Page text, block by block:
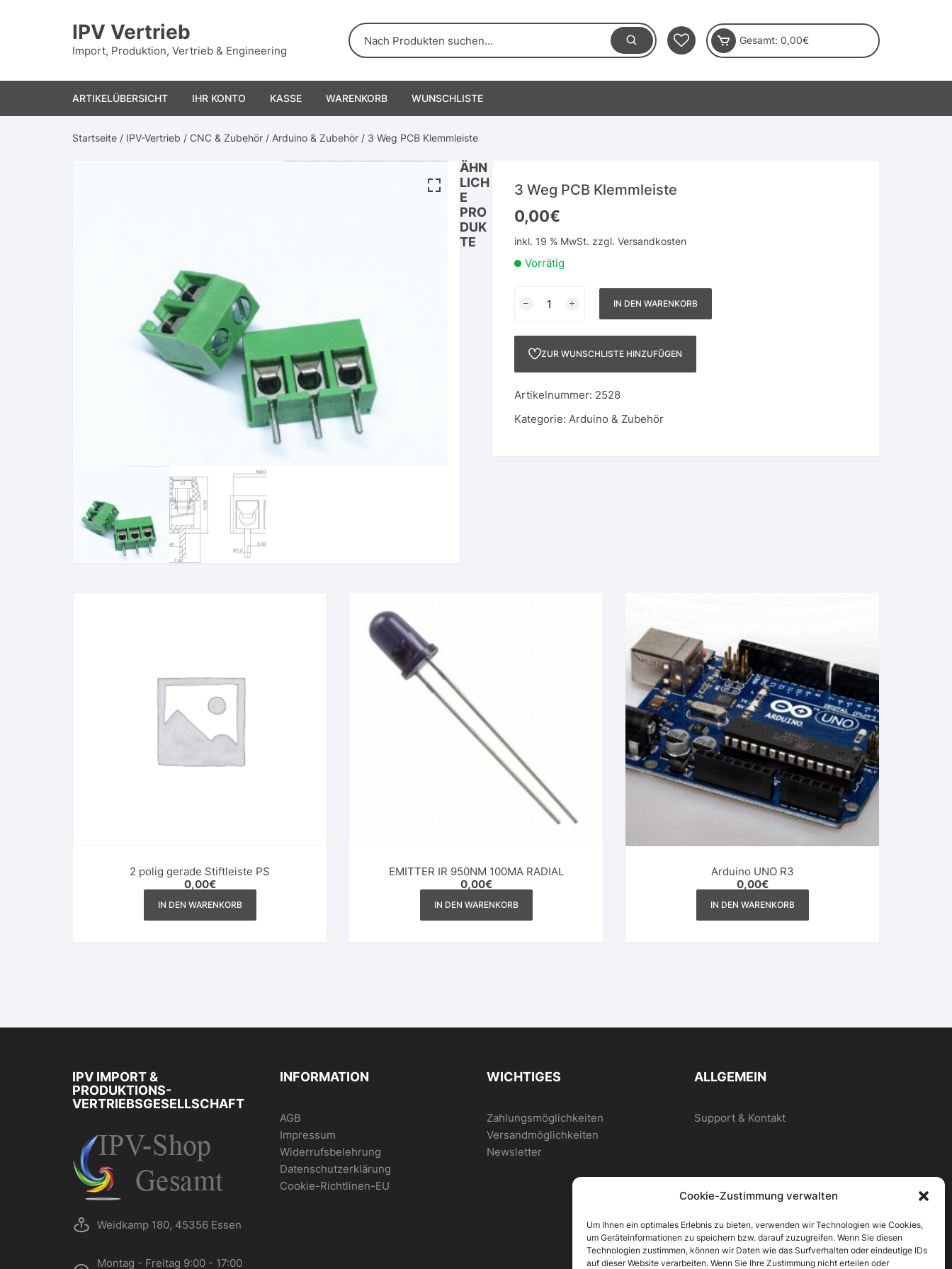
Cookie-Zustimmung verwalten
Um Ihnen ein optimales Erlebnis zu bieten, verwenden wir Technologien wie Cookies,
um Geräteinformationen zu speichern bzw. darauf zuzugreifen. Wenn Sie diesen
Technologien zustimmen, können wir Daten wie das Surfverhalten oder eindeutige IDs
auf dieser Website verarbeiten. Wenn Sie Ihre Zustimmung nicht erteilen oder
IPV Vertrieb
Import, Produktion, Vertrieb & Engineering
Gesamt: 0,00€
ARTIKELÜBERSICHT IHR KONTO KASSE WARENKORB WUNSCHLISTE
Startseite / IPV-Vertrieb / CNC & Zubehör / Arduino & Zubehör / 3 Weg PCB Klemmleiste
3 Weg PCB Klemmleiste
0,00€
inkl. 19 % MwSt. zzgl. Versandkosten
Vorrätig
Klemmleiste
Menge
IN DEN WARENKORB
ZUR WUNSCHLISTE HINZUFÜGEN
Artikelnummer: 2528
Kategorie: Arduino & Zubehör
ÄHN
LICH
E
PRO
DUK
TE
2 polig gerade Stiftleiste PS
0,00€
IN DEN WARENKORB
EMITTER IR 950NM 100MA RADIAL
0,00€
IN DEN WARENKORB
Arduino UNO R3
0,00€
IN DEN WARENKORB
IPV IMPORT &
PRODUKTIONS-
VERTRIEBSGESELLSCHAFT
Weidkamp 180, 45356 Essen
Montag - Freitag 9:00 - 17:00
INFORMATION
AGB
Impressum
Widerrufsbelehrung
Datenschutzerklärung
Cookie-Richtlinen-EU
WICHTIGES
Zahlungsmöglichkeiten
Versandmöglichkeiten
Newsletter
ALLGEMEIN
Support & Kontakt